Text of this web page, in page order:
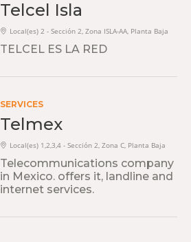
Telcel Isla
Local(es) 2 - Sección 2, Zona ISLA-AA, Planta Baja
TELCEL ES LA RED
SERVICES
Telmex
Local(es) 1,2,3,4 - Sección 2, Zona C, Planta Baja
Telecommunications company
in Mexico. offers it, landline and
internet services.